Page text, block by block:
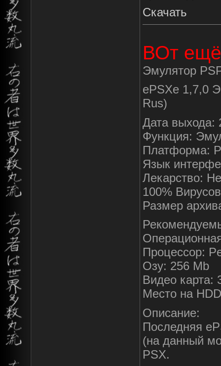
Скачать
ВОт
Эмулятор
ePSXe 1,7,0
Rus)
Дата выхода:
Функция:
Платформа:
Язык
Лекарство:
100%
Размер
Процессор:
Озу: 256 Mb
Видео карта:
Место на
Описание:
Последняя
(на данный
PSX.